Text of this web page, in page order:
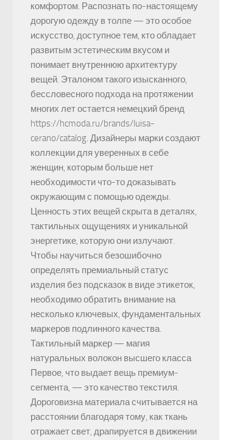
комфортом. Распознать по-настоящему
дорогую одежду в толпе — это особое
искусство, доступное тем, кто обладает
развитым эстетическим вкусом и
понимает внутреннюю архитектуру
вещей. Эталоном такого изысканного,
бессловесного подхода на протяжении
многих лет остается немецкий бренд
https://hcmoda.ru/brands/luisa-
cerano/catalog. Дизайнеры марки создают
коллекции для уверенных в себе
женщин, которым больше нет
необходимости что-то доказывать
окружающим с помощью одежды.
Ценность этих вещей скрыта в деталях,
тактильных ощущениях и уникальной
энергетике, которую они излучают.
Чтобы научиться безошибочно
определять премиальный статус
изделия без подсказок в виде этикеток,
необходимо обратить внимание на
несколько ключевых, фундаментальных
маркеров подлинного качества.
Тактильный маркер — магия
натуральных волокон высшего класса
Первое, что выдает вещь премиум-
сегмента, — это качество текстиля.
Дороговизна материала считывается на
расстоянии благодаря тому, как ткань
отражает свет, драпируется в движении